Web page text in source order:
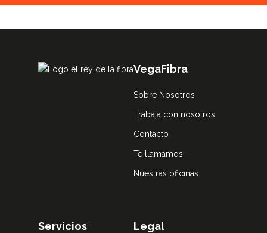
VegaFibra
Sobre Nosotros
Trabaja con nosotros
Contacto
Te llamamos
Nuestras oficinas
Servicios Legal